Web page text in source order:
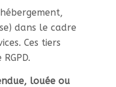
dans le cadre
Ces tiers
louée ou